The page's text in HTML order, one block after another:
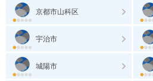
京都市山科区
宇治市
城陽市